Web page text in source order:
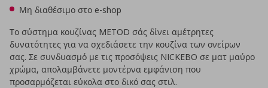
Μη διαθέσιμο στο e-shop
Το σύστημα κουζίνας METOD σάς δίνει αμέτρητες
δυνατότητες για να σχεδιάσετε την κουζίνα των ονείρων
σας. Σε συνδυασμό με τις προσόψεις NICKEBO σε ματ μαύρο
χρώμα, απολαμβάνετε μοντέρνα εμφάνιση που
προσαρμόζεται εύκολα στο δικό σας στιλ.